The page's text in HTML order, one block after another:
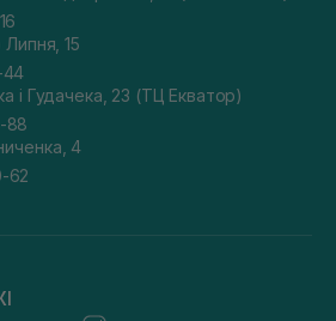
Липня, 15
44
і Гудачека, 23 (ТЦ Екватор)
88
4
62